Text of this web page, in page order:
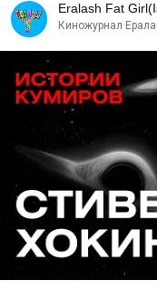
Eralash Fat
Киножурнал